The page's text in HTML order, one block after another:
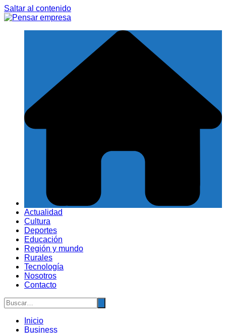
Saltar al contenido
Actualidad
Cultura
Deportes
Educación
Región y mundo
Rurales
Tecnología
Nosotros
Contacto
Inicio
Business